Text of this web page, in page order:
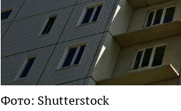
Фото: Shutterstock